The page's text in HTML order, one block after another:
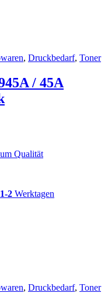
, Druckbedarf, Toner
/ 45A
Qualität
1-2 Werktagen
, Druckbedarf, Toner